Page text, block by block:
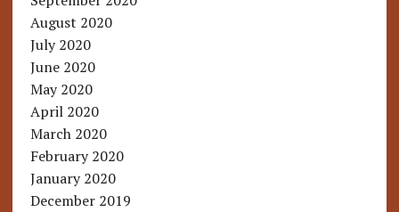
August 2020
July 2020
June 2020
May 2020
April 2020
March 2020
February 2020
January 2020
December 2019